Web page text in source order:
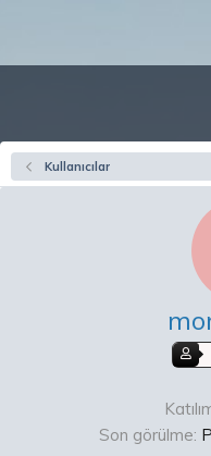
Kullanıcılar
Son görülme